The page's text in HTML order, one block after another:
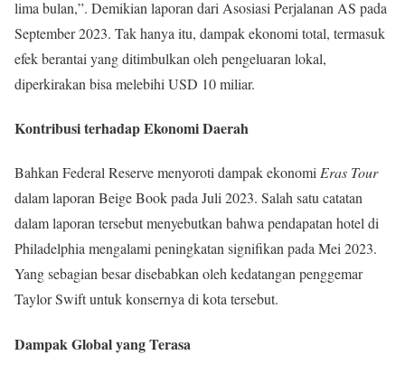
lima bulan,”. Demikian laporan dari Asosiasi Perjalanan AS pada
September 2023. Tak hanya itu, dampak ekonomi total, termasuk
efek berantai yang ditimbulkan oleh pengeluaran lokal,
diperkirakan bisa melebihi USD 10 miliar.
Kontribusi terhadap Ekonomi Daerah
Bahkan Federal Reserve menyoroti dampak ekonomiEras Tour
dalam laporan Beige Book pada Juli 2023. Salah satu catatan
dalam laporan tersebut menyebutkan bahwa pendapatan hotel di
Philadelphia mengalami peningkatan signifikan pada Mei 2023.
Yang sebagian besar disebabkan oleh kedatangan penggemar
Taylor Swift untuk konsernya di kota tersebut.
Dampak Global yang Terasa